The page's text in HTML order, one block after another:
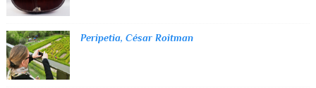
Peripetia, César Roitman